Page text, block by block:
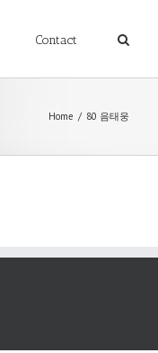
Contact
Home / 80 음태웅